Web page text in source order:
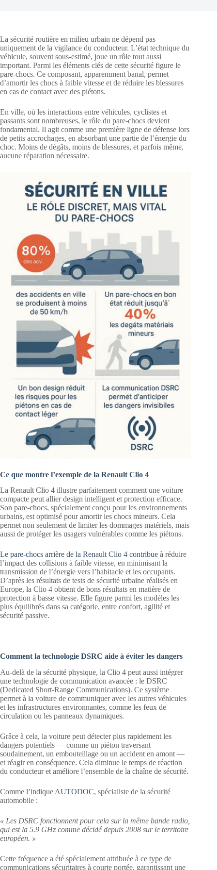
La sécurité routière en milieu urbain ne dépend pas
uniquement de la vigilance du conducteur. L’état technique du
véhicule, souvent sous-estimé, joue un rôle tout aussi
important. Parmi les éléments clés de cette sécurité figure le
pare-chocs. Ce composant, apparemment banal, permet
d’amortir les chocs à faible vitesse et de réduire les blessures
en cas de contact avec des piétons.
En ville, où les interactions entre véhicules, cyclistes et
passants sont nombreuses, le rôle du pare-chocs devient
fondamental. Il agit comme une première ligne de défense lors
de petits accrochages, en absorbant une partie de l’énergie du
choc. Moins de dégâts, moins de blessures, et parfois même,
aucune réparation nécessaire.
Ce que montre l’exemple de la Renault Clio 4
La Renault Clio 4 illustre parfaitement comment une voiture
compacte peut allier design intelligent et protection efficace.
Son pare-chocs, spécialement conçu pour les environnements
urbains, est optimisé pour amortir les chocs mineurs. Cela
permet non seulement de limiter les dommages matériels, mais
aussi de protéger les usagers vulnérables comme les piétons.
Le pare-chocs arrière de la Renault Clio 4 contribue à réduire
l’impact des collisions à faible vitesse, en minimisant la
transmission de l’énergie vers l’habitacle et les occupants.
D’après les résultats de tests de sécurité urbaine réalisés en
Europe, la Clio 4 obtient de bons résultats en matière de
protection à basse vitesse. Elle figure parmi les modèles les
plus équilibrés dans sa catégorie, entre confort, agilité et
sécurité passive.
Comment la technologie DSRC aide à éviter les dangers
Au-delà de la sécurité physique, la Clio 4 peut aussi intégrer
une technologie de communication avancée : le DSRC
(Dedicated Short-Range Communications). Ce système
permet à la voiture de communiquer avec les autres véhicules
et les infrastructures environnantes, comme les feux de
circulation ou les panneaux dynamiques.
Grâce à cela, la voiture peut détecter plus rapidement les
dangers potentiels — comme un piéton traversant
soudainement, un embouteillage ou un accident en amont —
et réagir en conséquence. Cela diminue le temps de réaction
du conducteur et améliore l’ensemble de la chaîne de sécurité.
Comme l’indique AUTODOC, spécialiste de la sécurité
automobile :
« Les DSRC fonctionnent pour cela sur la même bande radio,
qui est la 5.9 GHz comme décidé depuis 2008 sur le territoire
européen. »
Cette fréquence a été spécialement attribuée à ce type de
communications sécuritaires à courte portée, garantissant une